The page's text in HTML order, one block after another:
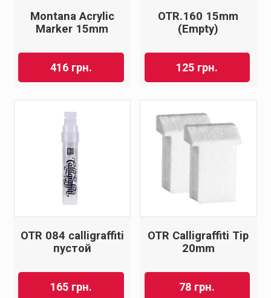
Montana Acrylic
Marker 15mm
416 грн.
OTR.160 15mm
(Empty)
125 грн.
OTR 084 calligraffiti
пустой
165 грн.
OTR Calligraffiti Tip
20mm
78 грн.